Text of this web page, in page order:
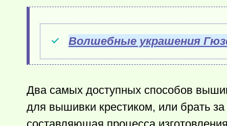
Волшебные украшения
Два самых доступных способов
для вышивки крестиком, или брать